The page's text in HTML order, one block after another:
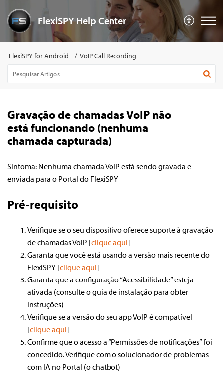
FlexiSPY Help Center
FlexiSPY for Android VoIP Call Recording
Gravação de chamadas VoIP não
está funcionando (nenhuma
chamada capturada)
Sintoma: Nenhuma chamada VoIP está sendo gravada e
enviada para o Portal do FlexiSPY
Pré-requisito
Verifique se o seu dispositivo oferece suporte à gravação
de chamadas VoIP [clique aqui]
Garanta que você está usando a versão mais recente do
FlexiSPY [clique aqui]
Garanta que a configuração “Acessibilidade” esteja
ativada (consulte o guia de instalação para obter
instruções)
Verifique se a versão do seu app VoIP é compatível
[clique aqui]
Confirme que o acesso a “Permissões de notificações” foi
concedido. Verifique com o solucionador de problemas
com IA no Portal (o chatbot)